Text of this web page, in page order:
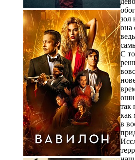
зол
она
С
так
как
в